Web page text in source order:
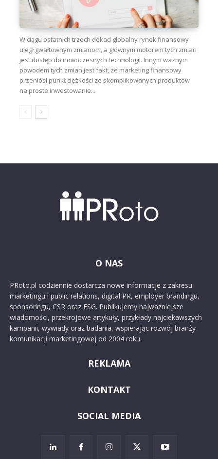
W ciągu ostatnich trzech dekad globalny rynek finansowy
uległ gwałtownym zmianom, a głównym motorem tych zmian
jest dostęp do nowoczesnych technologii. Innym ważnym
powodem tych zmian jest fakt, że marketing finansowy
przeniósł punkt ciężkości ze skomplikowanych produktów
na proste inwestowanie...
O NAS
PRoto.pl codziennie dostarcza nowe informacje z zakresu
marketingu i public relations, digital PR, employer brandingu,
sponsoringu, CSR oraz ESG. Publikujemy najważniejsze
wiadomości, przekrojowe artykuły, przykłady najciekawszych
kampanii, wywiady oraz badania, wspierając rozwój branży
komunikacji marketingowej od 2004 roku.
REKLAMA
KONTAKT
SOCIAL MEDIA